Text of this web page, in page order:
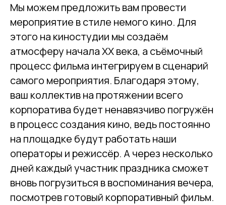
Мы можем предложить вам провести
мероприятие в стиле немого кино. Для
этого на киностудии мы создаём
атмосферу начала ХХ века, а съёмочный
процесс фильма интегрируем в сценарий
самого мероприятия. Благодаря этому,
ваш коллектив на протяжении всего
корпоратива будет ненавязчиво погружён
в процесс создания кино, ведь постоянно
на площадке будут работать наши
операторы и режиссёр. А через несколько
дней каждый участник праздника сможет
вновь погрузиться в воспоминания вечера,
посмотрев готовый корпоративный фильм.